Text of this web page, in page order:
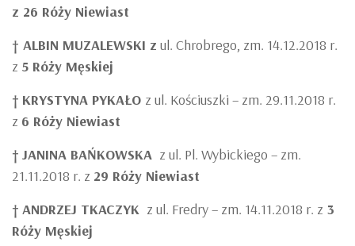
z 26 Róży Niewiast
† ALBIN MUZALEWSKI z ul. Chrobrego, zm. 14.12.2018 r.
z 5 Róży Męskiej
† KRYSTYNA PYKAŁO z ul. Kościuszki – zm. 29.11.2018 r.
z 6 Róży Niewiast
† JANINA BAŃKOWSKA z ul. Pl. Wybickiego – zm.
21.11.2018 r. z 29 Róży Niewiast
† ANDRZEJ TKACZYK z ul. Fredry – zm. 14.11.2018 r. z 3
Róży Męskiej